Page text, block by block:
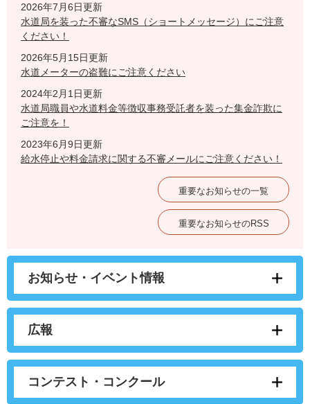
2026年7月6日更新
水道局を装った不審なSMS（ショートメッセージ）にご注意
ください！
2026年5月15日更新
水道メーターの盗難にご注意ください
2024年2月1日更新
水道局職員や水道料金等徴収事務受託者を装った集金詐欺に
ご注意を！
2023年6月9日更新
給水停止や料金請求に関する不審メールにご注意ください！
重要なお知らせの一覧
重要なお知らせのRSS
お知らせ・イベント情報
広報
コンテスト・コンクール